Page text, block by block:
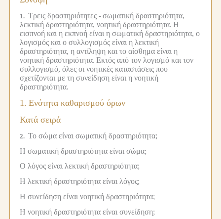
1. Τρεις δραστηριότητες -σωματική δραστηριότητα,
λεκτική δραστηριότητα, νοητική δραστηριότητα. Η
εισπνοή και η εκπνοή είναι η σωματική δραστηριότητα, ο
λογισμός και ο συλλογισμός είναι η λεκτική
δραστηριότητα, η αντίληψη και το αίσθημα είναι η
νοητική δραστηριότητα. Εκτός από τον λογισμό και τον
συλλογισμό, όλες οι νοητικές καταστάσεις που
σχετίζονται με τη συνείδηση είναι η νοητική
δραστηριότητα.
1. Ενότητα καθαρισμού όρων
Κατά σειρά
2. Το σώμα είναι σωματική δραστηριότητα;
Η σωματική δραστηριότητα είναι σώμα;
Ο λόγος είναι λεκτική δραστηριότητα;
Η λεκτική δραστηριότητα είναι λόγος;
Η συνείδηση είναι νοητική δραστηριότητα;
Η νοητική δραστηριότητα είναι συνείδηση;